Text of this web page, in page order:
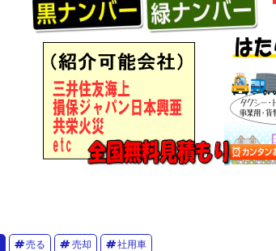
売る 売却 社用車